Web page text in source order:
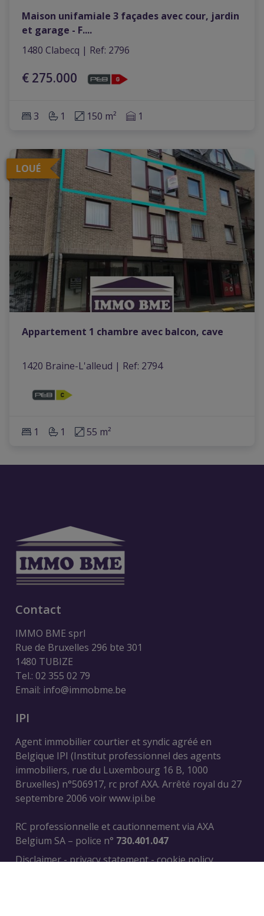
Maison unifamiale 3 façades avec cour, jardin
et garage - F....
1480 Clabecq | Ref: 2796
€ 275.000
3 1 150 m² 1
LOUÉ
Appartement 1 chambre avec balcon, cave
1420 Braine-L'alleud | Ref: 2794
1 1 55 m²
Contact
IMMO BME sprl
Rue de Bruxelles 296 bte 301
1480 TUBIZE
Tel.: 02 355 02 79
Email: info@immobme.be
IPI
Agent immobilier courtier et syndic agréé en
Belgique IPI (Institut professionnel des agents
immobiliers, rue du Luxembourg 16 B, 1000
Bruxelles) n°506917, rc prof AXA. Arrêté royal du 27
septembre 2006 voirwww.ipi.be
RC professionnelle et cautionnement via AXA
Belgium SA – police n° 730.401.047
Disclaimer-privacy statement-cookie policy